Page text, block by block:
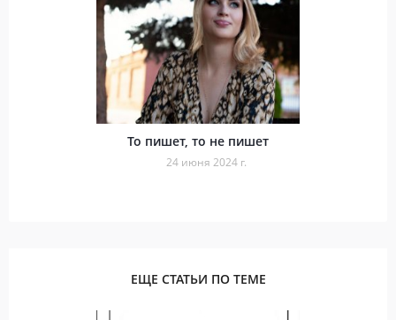
То пишет, то не пишет
24 июня 2024 г.
ЕЩЕ СТАТЬИ ПО ТЕМЕ